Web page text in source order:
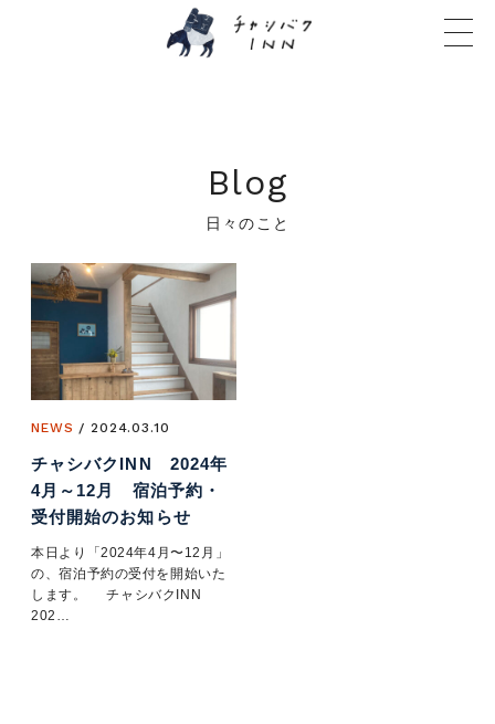
Blog
日々のこと
NEWS / 2024.03.10
チャシバクINN 2024年
4月～12月 宿泊予約・
受付開始のお知らせ
本日より「2024年4月〜12月」
の、宿泊予約の受付を開始いた
します。 チャシバクINN
202…